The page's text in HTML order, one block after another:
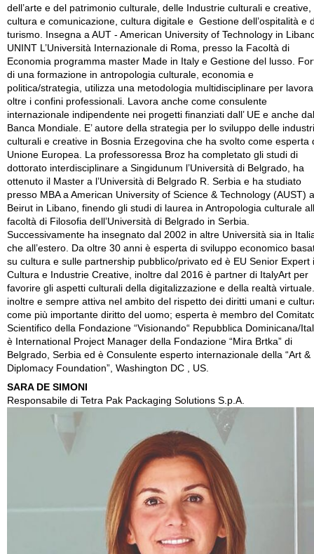
dell’arte e del patrimonio culturale, delle Industrie culturali e creative,
cultura e comunicazione, cultura digitale e Gestione dell’ospitalità e
turismo. Insegna a AUT - American University of Technology in
UNINT L’Università Internazionale di Roma, presso la Facoltà di
Economia programma master Made in Italy e Gestione del lusso.
di una formazione in antropologia culturale, economia e
politica/strategia, utilizza una metodologia multidisciplinare per
oltre i confini professionali. Lavora anche come consulente
internazionale indipendente nei progetti finanziati dall’ UE e anche
Banca Mondiale. E’ autore della strategia per lo sviluppo delle
culturali e creative in Bosnia Erzegovina che ha svolto come esperta
Unione Europea. La professoressa Broz ha completato gli studi di
dottorato interdisciplinare a Singidunum l’Università di Belgrado, ha
ottenuto il Master a l’Università di Belgrado R. Serbia e ha studiato
presso MBA a American University of Science & Technology (AUST) a
Beirut in Libano, finendo gli studi di laurea in Antropologia culturale
facoltà di Filosofia dell’Università di Belgrado in Serbia.
Successivamente ha insegnato dal 2002 in altre Università sia in
che all’estero. Da oltre 30 anni è esperta di sviluppo economico
su cultura e sulle partnership pubblico/privato ed è EU Senior Expert
Cultura e Industrie Creative, inoltre dal 2016 è partner di ItalyArt per
favorire gli aspetti culturali della digitalizzazione e della realtà virtuale.
inoltre e sempre attiva nel ambito del rispetto dei diritti umani e
come più importante diritto del uomo; esperta è membro del
Scientifico della Fondazione “Visionando“ Repubblica Dominicana/
è International Project Manager della Fondazione “Mira Brtka” di
Belgrado, Serbia ed è Consulente esperto internazionale della “Art &
Diplomacy Foundation”, Washington DC , US.
SARA DE SIMONI
Responsabile di Tetra Pak Packaging Solutions S.p.A.